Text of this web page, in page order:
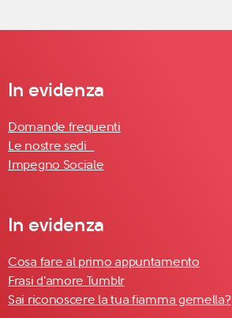
In evidenza
Domande frequenti
Le nostre sedi
Impegno Sociale
In evidenza
Cosa fare al primo appuntamento
Frasi d'amore Tumblr
Sai riconoscere la tua fiamma gemella?